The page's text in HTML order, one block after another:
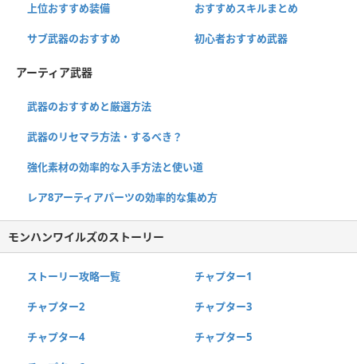
上位おすすめ装備 おすすめスキルまとめ
サブ武器のおすすめ 初心者おすすめ武器
アーティア武器
武器のおすすめと厳選方法
武器のリセマラ方法・するべき？
強化素材の効率的な入手方法と使い道
レア8アーティアパーツの効率的な集め方
モンハンワイルズのストーリー
ストーリー攻略一覧 チャプター1
チャプター2 チャプター3
チャプター4 チャプター5